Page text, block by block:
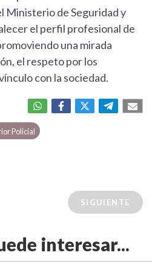
Ministerio de Seguridad y
el perfil profesional de
una mirada
el respeto por los
con la sociedad.
Policial
SIGUIENTE
interesar...